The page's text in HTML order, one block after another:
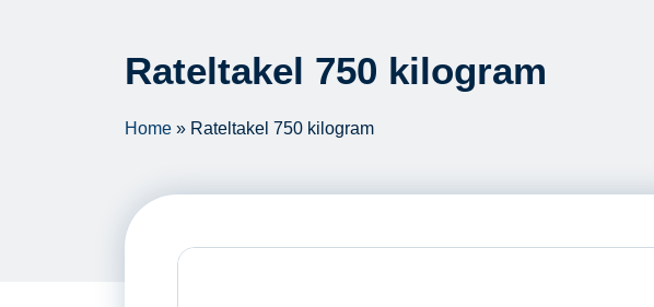
Rateltakel 750 kilogram
Home » Rateltakel 750 kilogram